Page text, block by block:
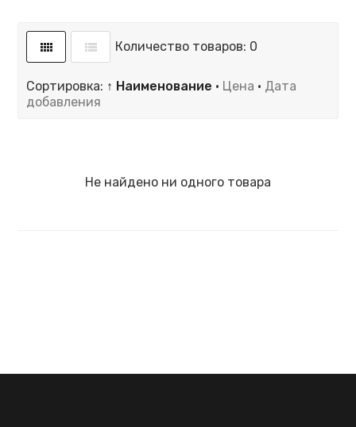
Количество товаров: 0
Сортировка: ↑ Наименование · Цена · Дата
добавления
Не найдено ни одного товара